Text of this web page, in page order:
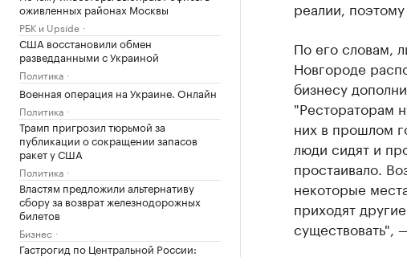
оживленных районах Москвы
РБК и Upside
США восстановили обмен
разведданными с Украиной
Политика
Военная операция на Украине. Онлайн
Политика
Трамп пригрозил тюрьмой за
публикации о сокращении запасов
ракет у США
Политика
Властям предложили альтернативу
сбору за возврат железнодорожных
билетов
Бизнес
Гастрогид по Центральной России:
реалии, поэтому
По его словам,
Новгороде
бизнесу
"Рестораторам
них в прошлом
люди сидят и
простаивало.
некоторые
приходят
существовать",